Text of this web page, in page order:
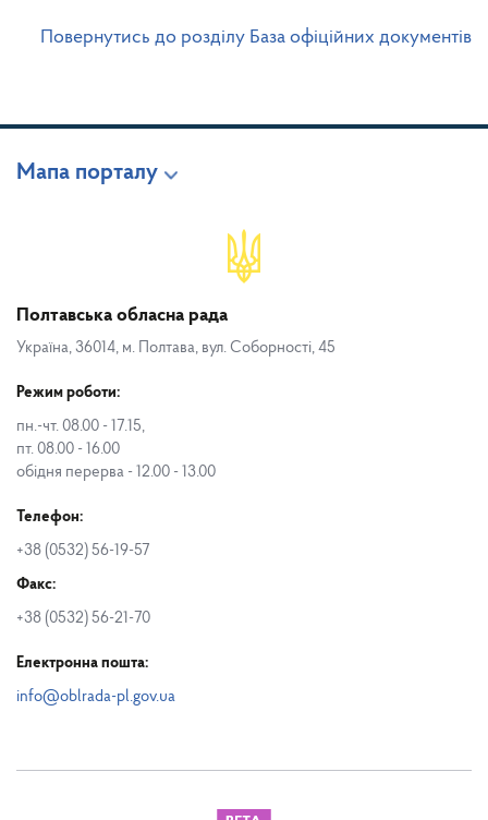
Повернутись до розділу База офіційних документів
Мапа порталу
Полтавська обласна рада
Україна, 36014, м. Полтава, вул. Соборності, 45
Режим роботи:
пн.-чт. 08.00 - 17.15,
пт. 08.00 - 16.00
обідня перерва - 12.00 - 13.00
Телефон:
+38 (0532) 56-19-57
Факс:
+38 (0532) 56-21-70
Електронна пошта:
info@oblrada-pl.gov.ua